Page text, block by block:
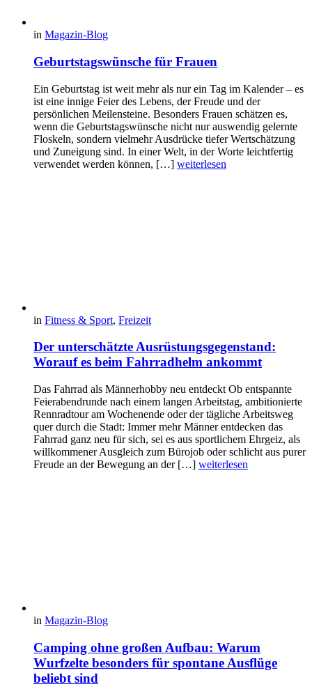
in Magazin-Blog
Geburtstagswünsche für Frauen
Ein Geburtstag ist weit mehr als nur ein Tag im Kalender – es
ist eine innige Feier des Lebens, der Freude und der
persönlichen Meilensteine. Besonders Frauen schätzen es,
wenn die Geburtstagswünsche nicht nur auswendig gelernte
Floskeln, sondern vielmehr Ausdrücke tiefer Wertschätzung
und Zuneigung sind. In einer Welt, in der Worte leichtfertig
verwendet werden können, […] weiterlesen
in Fitness & Sport, Freizeit
Der unterschätzte Ausrüstungsgegenstand:
Worauf es beim Fahrradhelm ankommt
Das Fahrrad als Männerhobby neu entdeckt Ob entspannte
Feierabendrunde nach einem langen Arbeitstag, ambitionierte
Rennradtour am Wochenende oder der tägliche Arbeitsweg
quer durch die Stadt: Immer mehr Männer entdecken das
Fahrrad ganz neu für sich, sei es aus sportlichem Ehrgeiz, als
willkommener Ausgleich zum Bürojob oder schlicht aus purer
Freude an der Bewegung an der […] weiterlesen
in Magazin-Blog
Camping ohne großen Aufbau: Warum
Wurfzelte besonders für spontane Ausflüge
beliebt sind